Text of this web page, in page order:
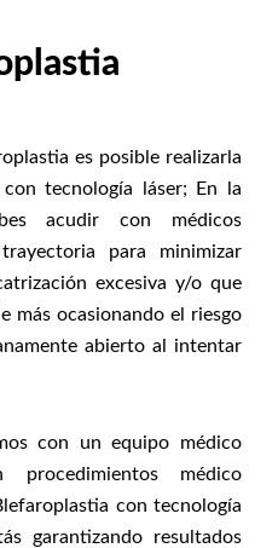
es posible realizarla
tecnología láser; En la
acudir con médicos
para minimizar
excesiva y/o que
más ocasionando el riesgo
abierto al intentar
con un equipo médico
procedimientos médico
con tecnología
garantizando resultados